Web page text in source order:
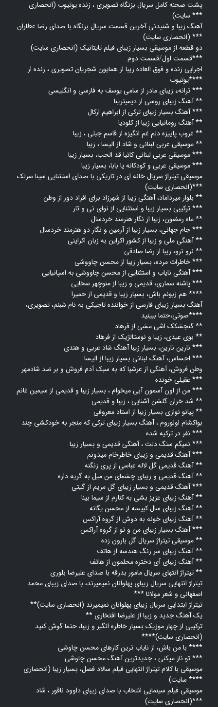
پشت صحنه کامل سریال بزنگاه تصویری ، زنده یوتیوب (انحصاری
سایت) ***
آهنگ زیبا و شنیدنی آخرین قسمت سریال بزنگاه با صدای رضا عطاران
(انحصاری سایت) ***
دو قطعه از موسیقی بسیار زیبای فیلم تایتانیک (انحصاری سایت)
قسمت اول/
قسمت دوم***
اجرایی زنده و فوق العاده زیبا از همایون شجریان تصویری ، زنده از
یوتیوب****
ترانهء زیبای مادر از سامی یوسف به فارسی و انگلیسی ***
آهنگ زیبای روسی از دیمیترینا **
آهنگ بسیار زیبای ترکی از ابراهیم ارکال ***
آهنگ رومانیایی زیبا از کلودیا **
غروب پاییزه دلم غم انگیزه از قاسم جبلی ، زیبا **
موسیقی عربی لبنانی و شاد از الیسا ، زیبا **
موسیقی عربی لبنانی کاتیا قد الحب، بسیار زیبا ***
موسیقی عربی و کودکانه یا بابا، بسیار زیبا ***
موسیقی تیتراژ سریال خانه ای در تاریکی با صدای استثنایی سینا سرلک
(انحصاری سایت)***
بلوار میرداماد، آهنگی زیبا از شهرزاد برای افراد دور از وطن **
ترکیبی بسیار زیبا و استثنایی از نوای نی و تار ***
ماه رمضون، زیبا از نگار هنرمند خردسال **
جام جهانی، بسیار زیبا از آرمین و نگار دو هنرمند خردسال ***
آهنگی ملی و زیبا از کشور اکراین به زبان اکراینی **
نرو نرو، زیبا از رضا صادقی **
خاطرات مرده، بسیار زیبا از محسن چاووشی ***
آهنگی نایاب و استثنایی از محسن چاووشی به اسپانیایی ***
پاشنه سماری، قدیمی و زیبا از منوچهر سخایی ***
هم زبونم باش، بسیار زیبا و قدیمی از حمیرا ****
آهنگ بسیار زیبای فارسی از خواننده تاجیکی به نام شبنم، تصویری،
صوتی،حتما ببینید****
گنجشکک اشی مشی از فرهاد **
بوی عیدی، زیبا و نوستالژیک از فرهاد **
نارین نارین، بسیار زیبا آهنگ شاد عربی و هندی ***
احساس، آهنگ لبنانی بسیار زیبا از الیسا ***
وطن فروش، آهنگی از عرشیا که به سبک آدم فروش و بر ضد شادمهر
عقیلی خونده ***
من از اون آسمون آبی میخوام ، بسیار زیبا و قدیمی از سیمین غانم ***
شد خزان گلشن آشنایی ، زیبا و قدیمی **
پیانو نوازی بسیار زیبا از استاد معروفی **
بواکشام اولوروم ، آهنگ بسیار زیبای ترکی که منجر به خودکشی چند
نفر در ترکیه شده ***
نمیگم سنگ دلت ، آهنگی قدیمی و بسیار زیبا ***
آهنگ قدیمی و زیبای خاطرخام میدونم ***
آهنگ قدیمی گل لاله عباسی از پری زنگنه **
آهنگ قدیمی و زیبای چشمای من میل به گریه داره **
آهنگ قدیمی و بسیار زیبای گل مریم از گیتی ***
آهنگ زیبای عزیز بشی به کنارم از سیما بینا **
آهنگ زیبای سال کبیسه از محسن یگانه **
آهنگ زیبای خونه به دوش از گروه آراکس **
آهنگ بسیار زیبای من و تو از گروه آراکس ***
موسیقی تیتراژ سریال گل بارون زده **
آهنگ زیبای سر زنگ هندسه از هاتف **
آهنگ زیبای آی دختره محلمون از هاتف **
تیتراژ انتهای سریال مامور بدرقه با صدای علیرضا بلوری **
تیتراژ انتهایی سریال زیبای پهلوانان نمیمیرند، با صدای زیبای محمد
اصفهانی و شعر مولانا ***
تیتراژ ابتدایی سریال زیبای پهلوانان نمیمیرند (انحصاری سایت)**
یک آهنگ جدید و زیبا از علیرضا افتخاری **
ترکیبی از چهار موزیک بسیار خاطره انگیز و زیبا، حتما گوش کنید
(انحصاری سایت)****
با من باش، از نایاب ترین کارهای محسن چاوشی ****
تو ناز میکنی ، جدیدترین آهنگ محسن چاوشی ***
موسیقی با کلام تیتراژ انتهایی فیلم سالاد فصل، بسیار زیبا (انحصاری
سایت) ****
موسیقی فیلم سینمایی انتخاب با صدای زیبای داوود ناقور ، شاد
(انحصاری سایت)***